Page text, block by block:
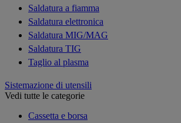
Saldatura a fiamma
Saldatura elettronica
Saldatura MIG/MAG
Saldatura TIG
Taglio al plasma
Sistemazione di utensili
Vedi tutte le categorie
Cassetta e borsa